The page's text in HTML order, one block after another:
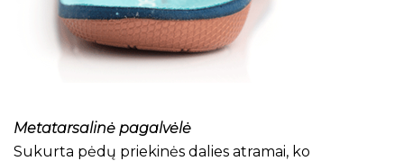
Metatarsalinė pagalvėlė
Sukurta pėdų priekinės dalies atramai, ko